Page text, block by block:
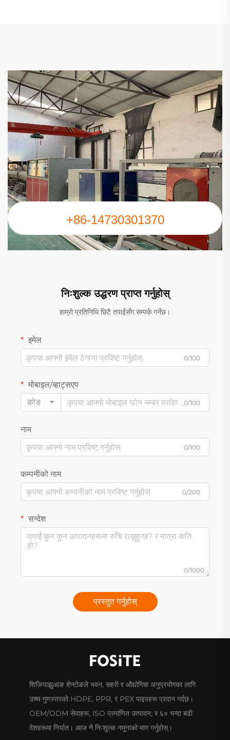
+86-14730301370
निःशुल्क उद्धरण प्राप्त गर्नुहोस्
हाम्रो प्रतिनिधि छिटै तपाईंसँग सम्पर्क गर्नेछ।
इमेल
0/100
मोबाइल/व्हाट्सएप
कोड
0/100
नाम
0/100
कम्पनीको नाम
0/200
सन्देश
0/1000
प्रस्तुत गर्नुहोस्
शिजियाझुआङ शेन्टोङले भवन, सहरी र औद्योगिक अनुप्रयोगका लागि
उच्च गुणस्तरको HDPE, PPR, र PEX पाइपहरू प्रदान गर्दछ।
OEM/ODM सेवाहरू, ISO प्रमाणित उत्पादन, र ६० भन्दा बढी
देशहरूमा निर्यात। आज नै निःशुल्क नमूनाको माग गर्नुहोस्।